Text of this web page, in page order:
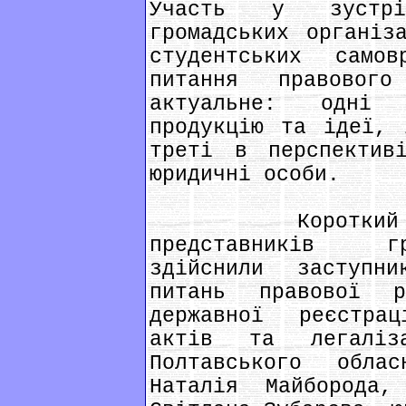
Участь у
громадських
студентських
питання
актуальне: одні
продукцію та
треті в
юридичні особи.
Короткий
представників
здійснили
питань правової
державної
актів та
Полтавського
Наталія